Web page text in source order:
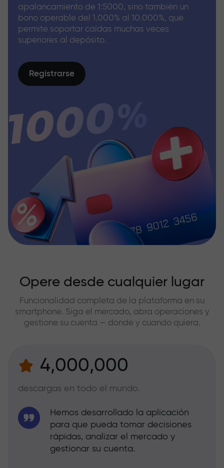
apalancamiento de 1:5000, sino también un
bono operable del 1.000% al 10.000%, que
permite soportar caídas muchas veces
superiores al depósito.
Registrarse
Opere desde cualquier lugar
Funcionalidad completa de la plataforma en su
smartphone. Siga el mercado, abra operaciones y
gestione su cuenta — donde y cuando quiera.
4,000,000
descargas en todo el mundo.
Hemos desarrollado la aplicación
para que pueda tomar decisiones
rápidas, analizar el mercado y
gestionar su cuenta.